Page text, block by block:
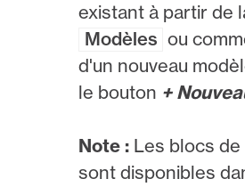
existant à partir de
Modèles ou
d'un nouveau
le bouton +
Note : Les blocs
sont disponibles